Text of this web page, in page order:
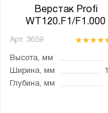
Верстак Profi
WT120.F1/F1.000
Арт. 3659
Высота, мм
Ширина, мм
Глубина, мм
Четыре
Толщина:
от